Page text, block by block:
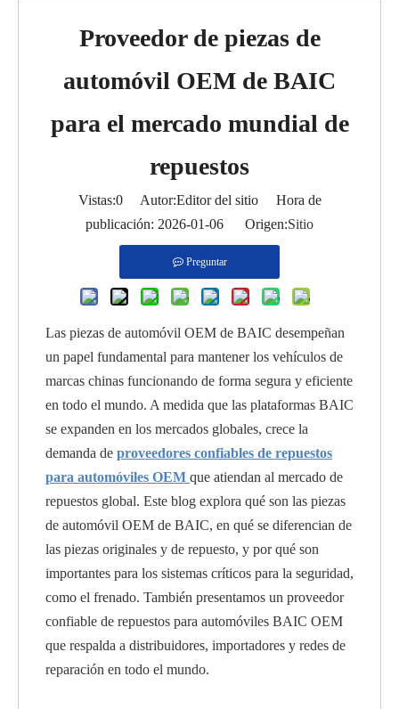
Proveedor de piezas de
automóvil OEM de BAIC
para el mercado mundial de
repuestos
Vistas:0Autor:Editor del sitio Hora de
publicación: 2026-01-06 Origen:Sitio
Preguntar
Las piezas de automóvil OEM de BAIC desempeñan
un papel fundamental para mantener los vehículos de
marcas chinas funcionando de forma segura y eficiente
en todo el mundo. A medida que las plataformas BAIC
se expanden en los mercados globales, crece la
demanda de proveedores confiables de repuestos
para automóviles OEM que atiendan al mercado de
repuestos global. Este blog explora qué son las piezas
de automóvil OEM de BAIC, en qué se diferencian de
las piezas originales y de repuesto, y por qué son
importantes para los sistemas críticos para la seguridad,
como el frenado. También presentamos un proveedor
confiable de repuestos para automóviles BAIC OEM
que respalda a distribuidores, importadores y redes de
reparación en todo el mundo.